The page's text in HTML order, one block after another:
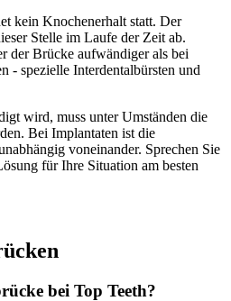
kein Knochenerhalt statt. Der
Stelle im Laufe der Zeit ab.
der Brücke aufwändiger als bei
- spezielle Interdentalbürsten und
wird, muss unter Umständen die
Bei Implantaten ist die
voneinander. Sprechen Sie
für Ihre Situation am besten
bei Top Teeth?